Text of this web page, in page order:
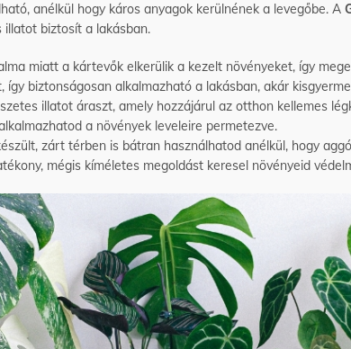
anélkül hogy káros anyagok kerülnének a levegőbe. A
biztosít a lakásban.
miatt a kártevők elkerülik a kezelt növényeket, így
így biztonságosan alkalmazható a lakásban, akár
illatot áraszt, amely hozzájárul az otthon kellemes
a növények leveleire permetezve.
zárt térben is bátran használhatod anélkül, hogy
mégis kíméletes megoldást keresel növényeid